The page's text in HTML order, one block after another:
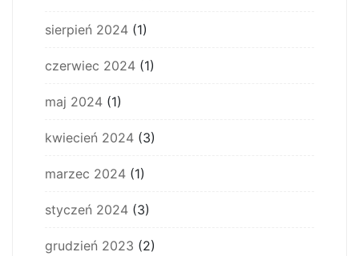
sierpień 2024 (1)
czerwiec 2024 (1)
maj 2024 (1)
kwiecień 2024 (3)
marzec 2024 (1)
styczeń 2024 (3)
grudzień 2023 (2)